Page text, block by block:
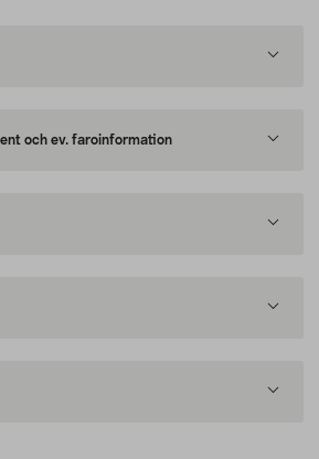
och ev. faroinformation